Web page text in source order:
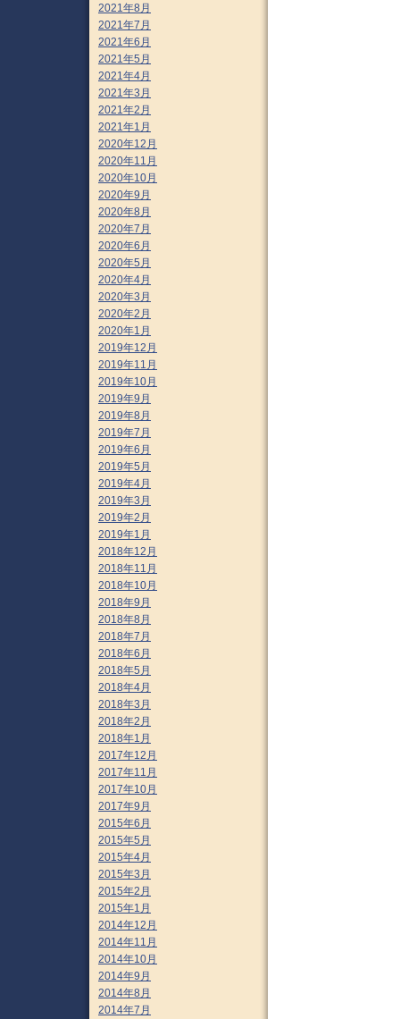
2021年8月
2021年7月
2021年6月
2021年5月
2021年4月
2021年3月
2021年2月
2021年1月
2020年12月
2020年11月
2020年10月
2020年9月
2020年8月
2020年7月
2020年6月
2020年5月
2020年4月
2020年3月
2020年2月
2020年1月
2019年12月
2019年11月
2019年10月
2019年9月
2019年8月
2019年7月
2019年6月
2019年5月
2019年4月
2019年3月
2019年2月
2019年1月
2018年12月
2018年11月
2018年10月
2018年9月
2018年8月
2018年7月
2018年6月
2018年5月
2018年4月
2018年3月
2018年2月
2018年1月
2017年12月
2017年11月
2017年10月
2017年9月
2015年6月
2015年5月
2015年4月
2015年3月
2015年2月
2015年1月
2014年12月
2014年11月
2014年10月
2014年9月
2014年8月
2014年7月